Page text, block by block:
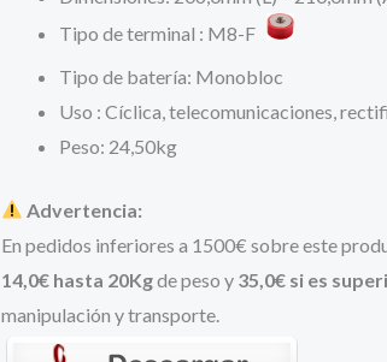
Tipo de terminal : M8-F
Tipo de batería: Monobloc
Uso : Cíclica, telecomunicaciones,
Peso: 24,50kg
Advertencia:
En pedidos inferiores a 1500€ sobre este
14,0€ hasta 20Kgde peso y 35,0€ si es
manipulación y transporte.